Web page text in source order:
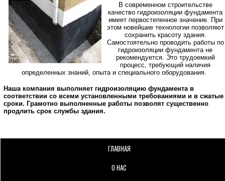
В современном строительстве
качество гидроизоляции фундамента
имеет первостепенное значение. При
этом новейшие технологии позволяют
сохранить красоту здания.
Самостоятельно проводить работы по
гидроизоляции фундамента не
рекомендуется. Это трудоемкий
процесс, требующий наличия
определенных знаний, опыта и специального оборудования.
Наша компания выполняет гидроизоляцию фундамента в
соответствии со всеми установленными требованиями и в сжатые
сроки. Грамотно выполненные работы позволят существенно
продлить срок службы здания.
ГЛАВНАЯ
О НАС